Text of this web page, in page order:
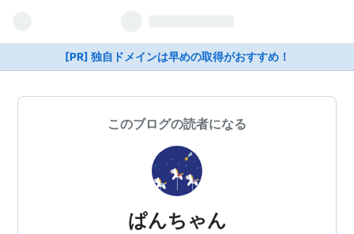
[PR] 独自ドメインは早めの取得がおすすめ！
このブログの読者になる
ぱんちゃん